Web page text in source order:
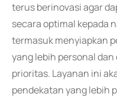
terus berinovasi agar
secara optimal kepada
termasuk menyiapkan
yang lebih personal
prioritas. Layanan ini
pendekatan yang lebih